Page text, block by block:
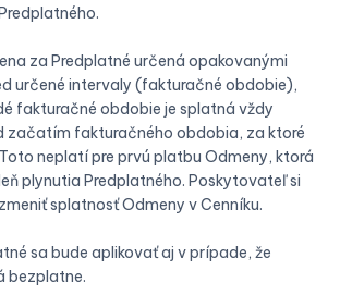
za Predplatné určená opakovanými
určené intervaly (fakturačné obdobie),
fakturačné obdobie je splatná vždy
začatím fakturačného obdobia, za ktoré
neplatí pre prvú platbu Odmeny, ktorá
plynutia Predplatného. Poskytovateľ si
splatnosť Odmeny v Cenníku.
sa bude aplikovať aj v prípade, že
bezplatne.